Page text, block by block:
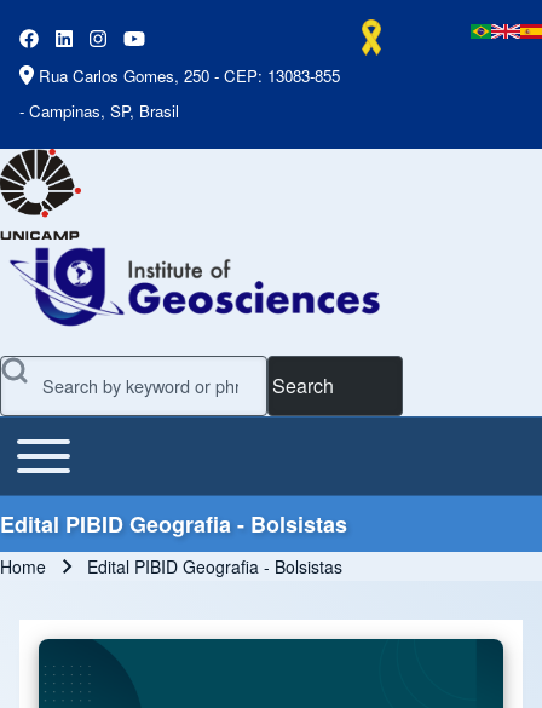
Rua Carlos Gomes, 250 - CEP: 13083-855
- Campinas, SP, Brasil
Search
Main Menu
Toggle main menu
Edital PIBID Geografia - Bolsistas
Home Edital PIBID Geografia - Bolsistas